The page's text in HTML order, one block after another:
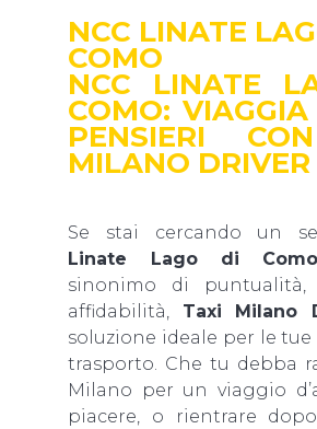
NCC LINATE
COMO
NCC LINATE
COMO:
PENSIERI
MILANO DRIVER
Se stai cercando un
Linate Lago di Como
sinonimo di
affidabilità, Taxi Milano
soluzione ideale per le tue
trasporto. Che tu debba
Milano per un viaggio
piacere, o rientrare